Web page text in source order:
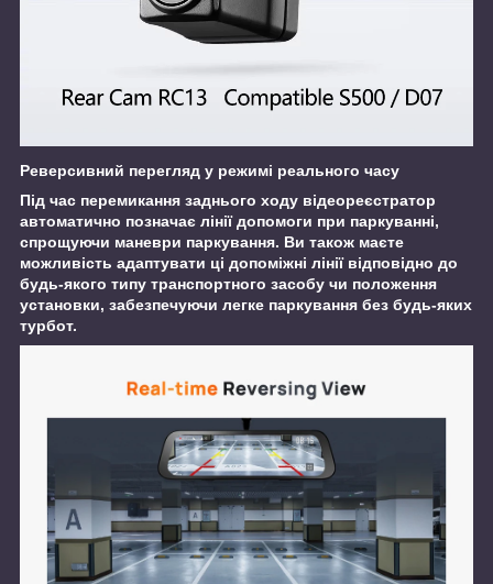
Реверсивний перегляд у режимі реального часу
Під час перемикання заднього ходу відеореєстратор
автоматично позначає лінії допомоги при паркуванні,
спрощуючи маневри паркування. Ви також маєте
можливість адаптувати ці допоміжні лінії відповідно до
будь-якого типу транспортного засобу чи положення
установки, забезпечуючи легке паркування без будь-яких
турбот.